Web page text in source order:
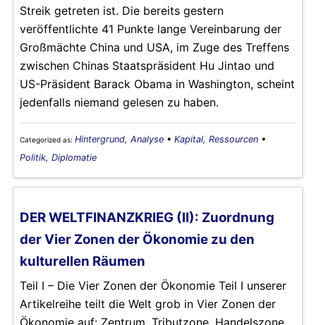
Streik getreten ist. Die bereits gestern
veröffentlichte 41 Punkte lange Vereinbarung der
Großmächte China und USA, im Zuge des Treffens
zwischen Chinas Staatspräsident Hu Jintao und
US-Präsident Barack Obama in Washington, scheint
jedenfalls niemand gelesen zu haben.
Categorized as: Hintergrund, Analyse • Kapital, Ressourcen •
Politik, Diplomatie
DER WELTFINANZKRIEG (II): Zuordnung
der Vier Zonen der Ökonomie zu den
kulturellen Räumen
Teil I – Die Vier Zonen der Ökonomie Teil I unserer
Artikelreihe teilt die Welt grob in Vier Zonen der